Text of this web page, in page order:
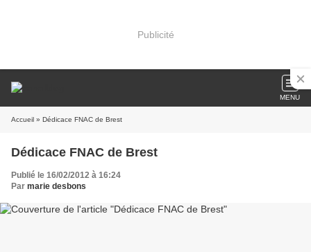
Publicité
MENU
Accueil » Dédicace FNAC de Brest
Dédicace FNAC de Brest
Publié le 16/02/2012 à 16:24
Par marie desbons